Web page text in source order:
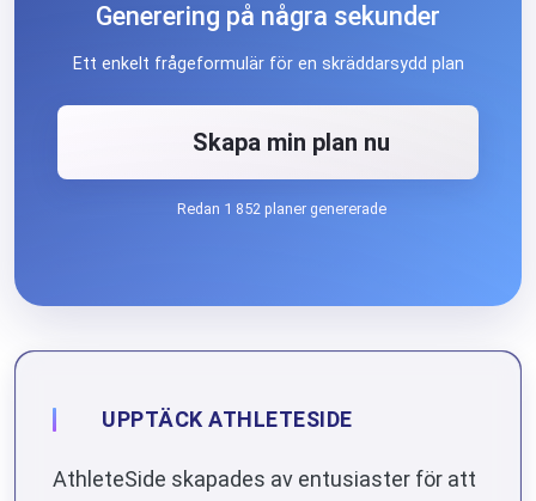
Generering på några sekunder
Ett enkelt frågeformulär för en skräddarsydd plan
Skapa min plan nu
Redan 1 852 planer genererade
UPPTÄCK ATHLETESIDE
AthleteSide skapades av entusiaster för att